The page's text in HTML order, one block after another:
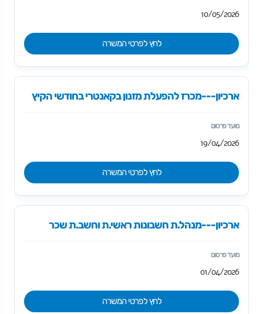
10/05/2026
לחץ לפרטי המשרה
ארכיון---מכרז להפעלת מזנון בקאנטרי בחודשי הקיץ
19/04/2026
לחץ לפרטי המשרה
ארכיון---מנהל.ת חשבונות ראשי.ת וחשב.ת שכר
01/04/2026
לחץ לפרטי המשרה